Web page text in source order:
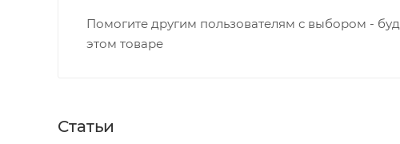
Помогите другим пользователям с выбором -
этом товаре
Статьи